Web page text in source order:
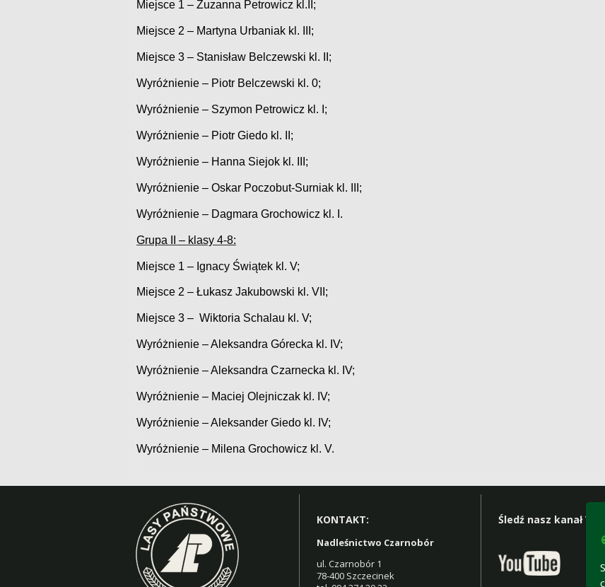
Miejsce 1 – Zuzanna Petrowicz kl.II;
Miejsce 2 – Martyna Urbaniak kl. III;
Miejsce 3 – Stanisław Belczewski kl. II;
Wyróżnienie – Piotr Belczewski kl. 0;
Wyróżnienie – Szymon Petrowicz kl. I;
Wyróżnienie – Piotr Giedo kl. II;
Wyróżnienie – Hanna Siejok kl. III;
Wyróżnienie – Oskar Poczobut-Surniak kl. III;
Wyróżnienie – Dagmara Grochowicz kl. I.
Grupa II – klasy 4-8:
Miejsce 1 – Ignacy Świątek kl. V;
Miejsce 2 – Łukasz Jakubowski kl. VII;
Miejsce 3 – Wiktoria Schalau kl. V;
Wyróżnienie – Aleksandra Górecka kl. IV;
Wyróżnienie – Aleksandra Czarnecka kl. IV;
Wyróżnienie – Maciej Olejniczak kl. IV;
Wyróżnienie – Aleksander Giedo kl. IV;
Wyróżnienie – Milena Grochowicz kl. V.
KONTAKT:
Nadleśnictwo Czarnobór
ul. Czarnobór 1
78-400 Szczecinek
Śledź nasz kanał YT: